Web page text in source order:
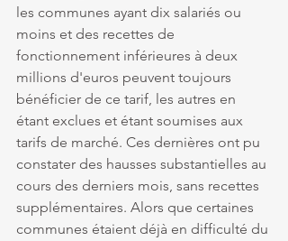
les communes ayant dix salariés ou
moins et des recettes de
fonctionnement inférieures à deux
millions d'euros peuvent toujours
bénéficier de ce tarif, les autres en
étant exclues et étant soumises aux
tarifs de marché. Ces dernières ont pu
constater des hausses substantielles au
cours des derniers mois, sans recettes
supplémentaires. Alors que certaines
communes étaient déjà en difficulté du